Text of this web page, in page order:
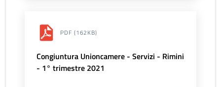
PDF (162KB)
Congiuntura Unioncamere - Servizi - Rimini
- 1° trimestre 2021